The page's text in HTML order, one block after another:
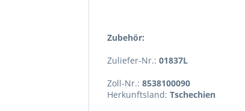
Zubehör:
Zuliefer-Nr.: 01837L
Zoll-Nr.: 8538100090
Herkunftsland: Tschechien